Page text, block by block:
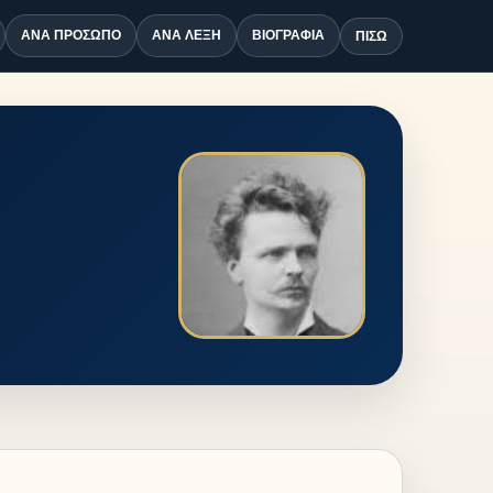
ΑΝΆ ΠΡΌΣΩΠΟ ΑΝΆ ΛΈΞΗ ΒΙΟΓΡΑΦΊΑ ΠΊΣΩ